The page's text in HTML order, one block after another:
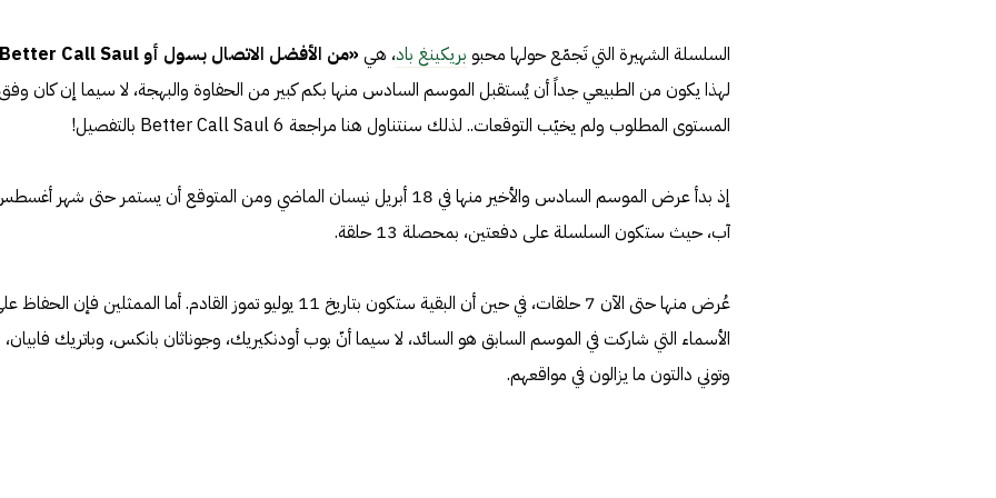
السلسلة الشهيرة التي تَجمّع حولها محبو بريكينغ باد، هي «من الأفضل الاتصال بسول أو Better Call Saul»
لهذا يكون من الطبيعي جداً أن يُستقبل الموسم السادس منها بكم كبير من الحفاوة والبهجة، لا سيما إن كان
المستوى المطلوب ولم يخيّب التوقعات.. لذلك سنتناول هنا مراجعة Better Call Saul 6 بالتفصيل!
إذ بدأ عرض الموسم السادس والأخير منها في 18 أبريل نيسان الماضي ومن المتوقع أن يستمر حتى شهر
آب، حيث ستكون السلسلة على دفعتين، بمحصلة 13 حلقة.
عُرض منها حتى الآن 7 حلقات، في حين أن البقية ستكون بتاريخ 11 يوليو تموز القادم. أما الممثلين فإن
الأسماء التي شاركت في الموسم السابق هو السائد، لا سيما أنّ بوب أودنكيريك، وجوناثان بانكس، وباتريك فابيان،
وتوني دالتون ما يزالون في مواقعهم.